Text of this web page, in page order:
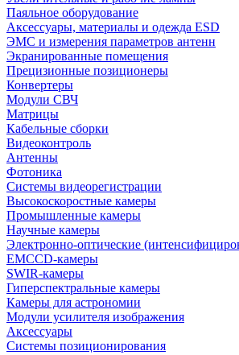
Паяльное оборудование
Аксессуары, материалы и одежда ESD
ЭМС и измерения параметров антенн
Экранированные помещения
Прецизионные позиционеры
Конвертеры
Модули СВЧ
Матрицы
Кабельные сборки
Видеоконтроль
Антенны
Фотоника
Cистемы видеорегистрации
Высокоскоростные камеры
Промышленные камеры
Научные камеры
Электронно-оптические
EMCCD-камеры
SWIR-камеры
Гиперспектральные камеры
Камеры для астрономии
Модули усилителя изображения
Аксессуары
Системы позиционирования